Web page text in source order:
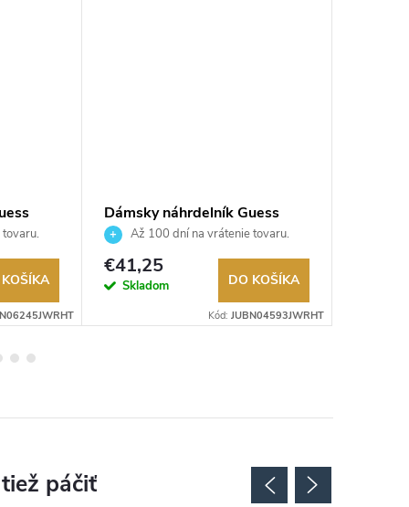
Dámsky náhrdelník Guess
JUBN04593JWRHT
Až 100 dní na vrátenie tovaru.
Autorizovaný predajca.
€41,25
Skladom DO KOŠÍKA
Kód: JUBN04593JWRHT